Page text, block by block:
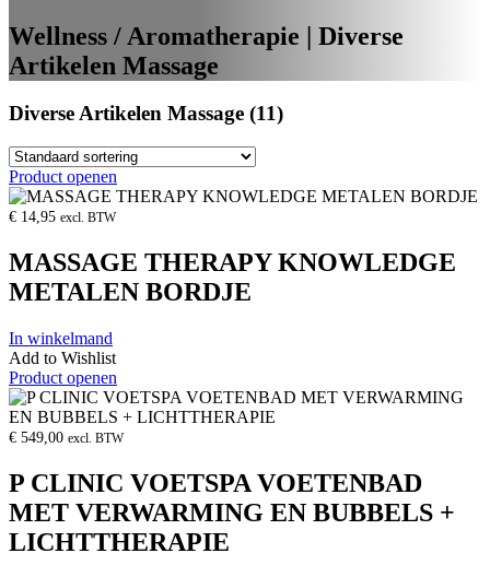
Wellness / Aromatherapie | Diverse
Artikelen Massage
Diverse Artikelen Massage (11)
Product openen
€ 14,95 excl. BTW
MASSAGE THERAPY KNOWLEDGE
METALEN BORDJE
In winkelmand
Add to Wishlist
Product openen
€ 549,00 excl. BTW
P CLINIC VOETSPA VOETENBAD
MET VERWARMING EN BUBBELS +
LICHTTHERAPIE